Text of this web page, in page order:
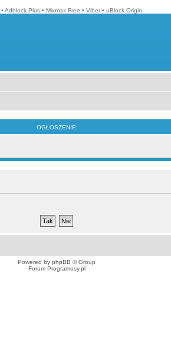
• Adblock Plus • Mixmax Free • Viber • uBlock Origin
OGŁOSZENIE:
Powered by phpBB © Group
Forum Programosy.pl